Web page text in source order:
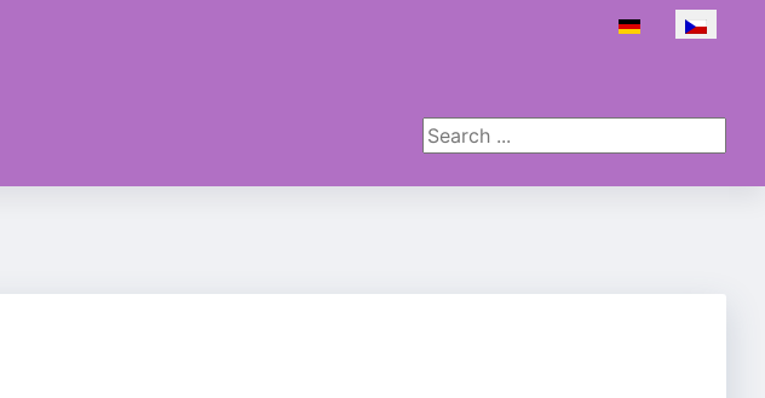
Zvolte jazyk
Search ...